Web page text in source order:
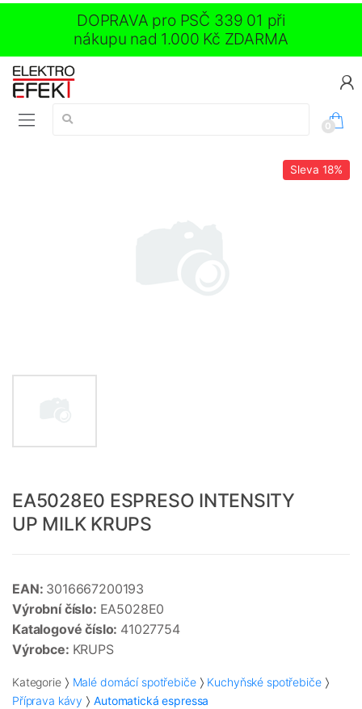
DOPRAVA pro PSČ 339 01 při
nákupu nad 1.000 Kč ZDARMA
Vyhledávání:
0
Sleva 18%
EA5028E0 ESPRESO INTENSITY
UP MILK KRUPS
EAN: 3016667200193
Výrobní číslo: EA5028E0
Katalogové číslo: 41027754
Výrobce: KRUPS
Kategorie Malé domácí spotřebiče
Kuchyňské spotřebiče
Příprava kávy
Automatická espressa